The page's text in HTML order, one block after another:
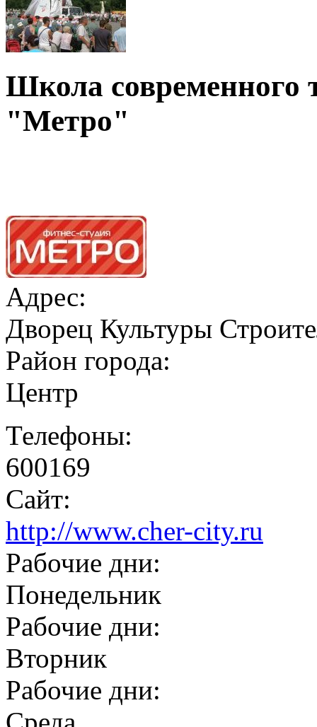
Школа современного
"Метро"
Адрес:
Дворец Культуры
Район города:
Центр
Телефоны:
600169
Сайт:
http://www.cher-city.ru
Рабочие дни:
Понедельник
Рабочие дни:
Вторник
Рабочие дни: